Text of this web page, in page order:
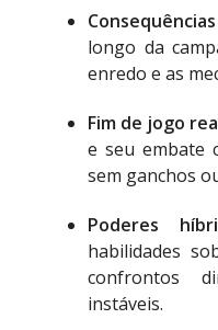
longo da
enredo e as
Fim de jogo
e seu embate
sem ganchos
Poderes
habilidades
confrontos
instáveis.